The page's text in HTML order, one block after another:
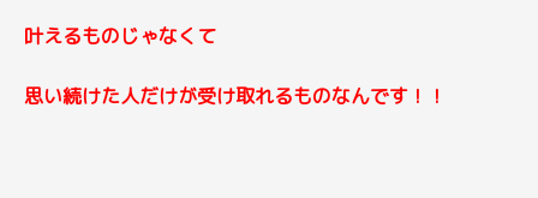
叶えるものじゃなくて
思い続けた人だけが受け取れるものなんです！！